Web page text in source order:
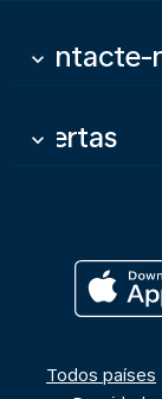
Contacte-
keyboard_arrow_down
Ofertas
keyboard_arrow_down
Todos países